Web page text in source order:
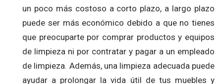
un poco más costoso a corto plazo, a largo plazo
puede ser más económico debido a que no tienes
que preocuparte por comprar productos y equipos
de limpieza ni por contratar y pagar a un empleado
de limpieza. Además, una limpieza adecuada puede
ayudar a prolongar la vida útil de tus muebles y